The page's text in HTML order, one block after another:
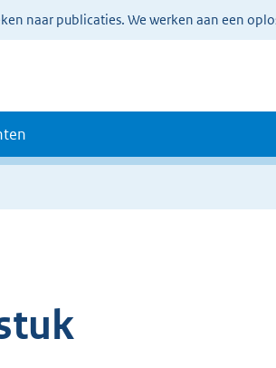
naar publicaties. We werken aan een